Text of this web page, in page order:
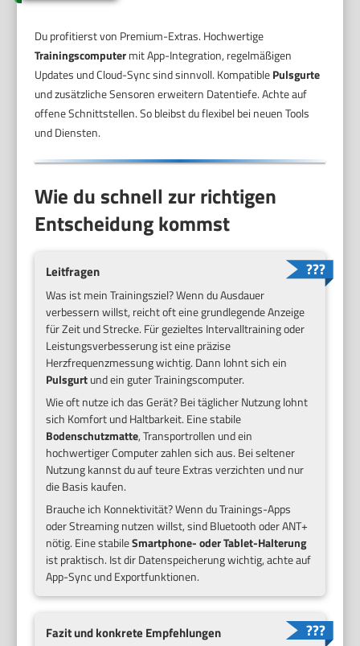
Du profitierst von Premium-Extras. Hochwertige
Trainingscomputermit App-Integration, regelmäßigen
Updates und Cloud-Sync sind sinnvoll. KompatiblePulsgurte
und zusätzliche Sensoren erweitern Datentiefe. Achte auf
offene Schnittstellen. So bleibst du flexibel bei neuen Tools
und Diensten.
Wie du schnell zur richtigen
Entscheidung kommst
Leitfragen
Was ist mein Trainingsziel? Wenn du Ausdauer
verbessern willst, reicht oft eine grundlegende Anzeige
für Zeit und Strecke. Für gezieltes Intervalltraining oder
Leistungsverbesserung ist eine präzise
Herzfrequenzmessung wichtig. Dann lohnt sich ein
Pulsgurtund ein guter Trainingscomputer.
Wie oft nutze ich das Gerät? Bei täglicher Nutzung lohnt
sich Komfort und Haltbarkeit. Eine stabile
Bodenschutzmatte, Transportrollen und ein
hochwertiger Computer zahlen sich aus. Bei seltener
Nutzung kannst du auf teure Extras verzichten und nur
die Basis kaufen.
Brauche ich Konnektivität? Wenn du Trainings-Apps
oder Streaming nutzen willst, sind Bluetooth oder ANT+
nötig. Eine stabileSmartphone- oder Tablet-Halterung
ist praktisch. Ist dir Datenspeicherung wichtig, achte auf
App-Sync und Exportfunktionen.
Fazit und konkrete Empfehlungen